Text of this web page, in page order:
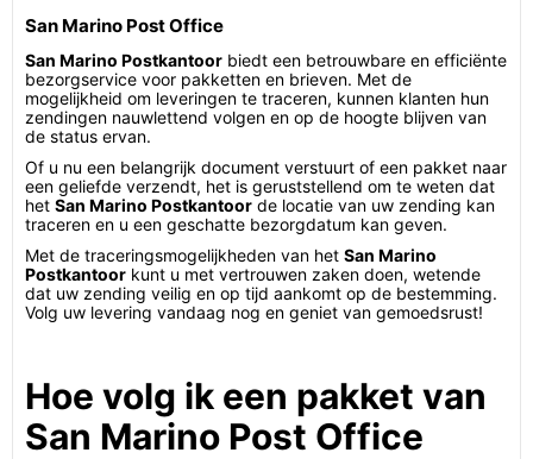
San Marino Post Office
San Marino Postkantoor biedt een betrouwbare en efficiënte
bezorgservice voor pakketten en brieven. Met de
mogelijkheid om leveringen te traceren, kunnen klanten hun
zendingen nauwlettend volgen en op de hoogte blijven van
de status ervan.
Of u nu een belangrijk document verstuurt of een pakket naar
een geliefde verzendt, het is geruststellend om te weten dat
het San Marino Postkantoor de locatie van uw zending kan
traceren en u een geschatte bezorgdatum kan geven.
Met de traceringsmogelijkheden van het San Marino
Postkantoor kunt u met vertrouwen zaken doen, wetende
dat uw zending veilig en op tijd aankomt op de bestemming.
Volg uw levering vandaag nog en geniet van gemoedsrust!
Hoe volg ik een pakket van
San Marino Post Office